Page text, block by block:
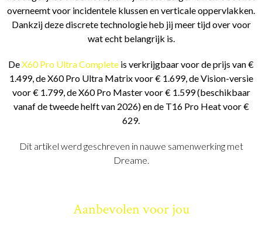
overneemt voor incidentele klussen en verticale oppervlakken.
Dankzij deze discrete technologie heb jij meer tijd over voor
wat echt belangrijk is.
DeX60 Pro Ultra Complete is verkrijgbaar voor de prijs van €
1.499, de X60 Pro Ultra Matrix voor € 1.699, de Vision-versie
voor € 1.799, de X60 Pro Master voor € 1.599 (beschikbaar
vanaf de tweede helft van 2026) en de T16 Pro Heat voor €
629.
Dit artikel werd geschreven in nauwe samenwerking met
Dreame.
Aanbevolen voor jou